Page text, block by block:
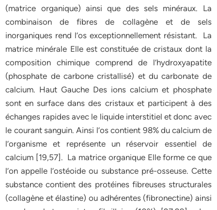
(matrice organique) ainsi que des sels minéraux. La
combinaison de fibres de collagène et de sels
inorganiques rend l’os exceptionnellement résistant. La
matrice minérale Elle est constituée de cristaux dont la
composition chimique comprend de l’hydroxyapatite
(phosphate de carbone cristallisé) et du carbonate de
calcium. Haut Gauche Des ions calcium et phosphate
sont en surface dans des cristaux et participent à des
échanges rapides avec le liquide interstitiel et donc avec
le courant sanguin. Ainsi l’os contient 98% du calcium de
l’organisme et représente un réservoir essentiel de
calcium [19,57]. La matrice organique Elle forme ce que
l’on appelle l’ostéoide ou substance pré-osseuse. Cette
substance contient des protéines fibreuses structurales
(collagène et élastine) ou adhérentes (fibronectine) ainsi